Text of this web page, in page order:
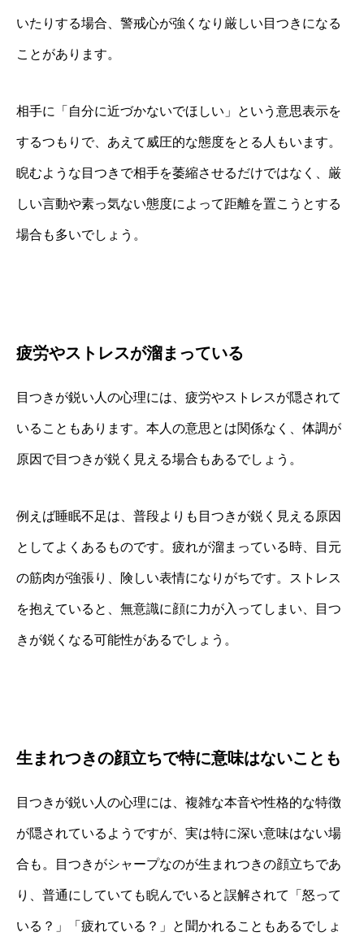
いたりする場合、警戒心が強くなり厳しい目つきになる
ことがあります。
相手に「自分に近づかないでほしい」という意思表示を
するつもりで、あえて威圧的な態度をとる人もいます。
睨むような目つきで相手を萎縮させるだけではなく、厳
しい言動や素っ気ない態度によって距離を置こうとする
場合も多いでしょう。
疲労やストレスが溜まっている
目つきが鋭い人の心理には、疲労やストレスが隠されて
いることもあります。本人の意思とは関係なく、体調が
原因で目つきが鋭く見える場合もあるでしょう。
例えば睡眠不足は、普段よりも目つきが鋭く見える原因
としてよくあるものです。疲れが溜まっている時、目元
の筋肉が強張り、険しい表情になりがちです。ストレス
を抱えていると、無意識に顔に力が入ってしまい、目つ
きが鋭くなる可能性があるでしょう。
生まれつきの顔立ちで特に意味はないことも
目つきが鋭い人の心理には、複雑な本音や性格的な特徴
が隠されているようですが、実は特に深い意味はない場
合も。目つきがシャープなのが生まれつきの顔立ちであ
り、普通にしていても睨んでいると誤解されて「怒って
いる？」「疲れている？」と聞かれることもあるでしょ